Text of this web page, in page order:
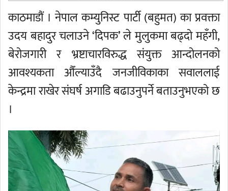
काठमाडौं । नेपाल कम्युनिस्ट पार्टी (बहुमत) का प्रवक्ता
उदय बहादुर चलाउने ‘दिपक’ ले मुलुकमा बढ्दो महँगी,
बेरोजगारी र भ्रष्टाचारविरुद्ध संयुक्त आन्दोलनको
आवश्यकता औँल्याउँदै जनजीविकाका सवाललाई
केन्द्रमा राखेर संघर्ष अगाडि बढाउनुपर्ने बताउनुभएको छ
।